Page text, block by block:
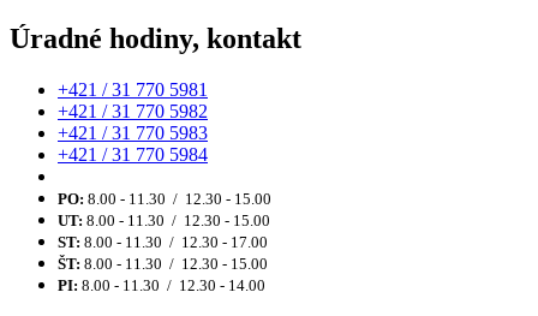
Úradné hodiny, kontakt
+421 / 31 770 5981
+421 / 31 770 5982
+421 / 31 770 5983
+421 / 31 770 5984
PO: 8.00 - 11.30 / 12.30 - 15.00
UT: 8.00 - 11.30 / 12.30 - 15.00
ST: 8.00 - 11.30 / 12.30 - 17.00
ŠT: 8.00 - 11.30 / 12.30 - 15.00
PI: 8.00 - 11.30 / 12.30 - 14.00